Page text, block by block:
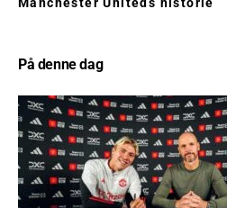
På denne dag